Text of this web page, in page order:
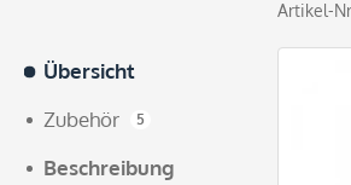
Artikel-
Übersicht
Zubehör
5
Beschreibung